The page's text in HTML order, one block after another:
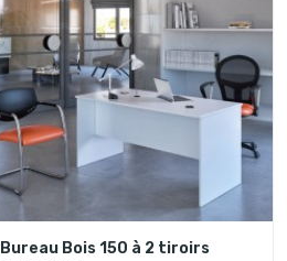
Bureau Bois 150 à 2 tiroirs